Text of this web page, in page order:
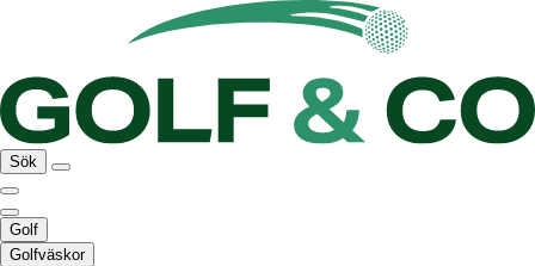
Sök
Golf
Golfväskor